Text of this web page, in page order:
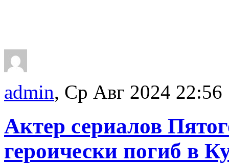
admin, Ср Авг 2024 22:56
Актер сериалов
героически погиб в